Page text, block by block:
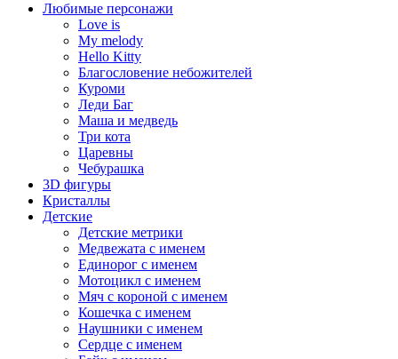
Любимые персонажи
Love is
My melody
Hello Kitty
Благословение небожителей
Куроми
Леди Баг
Маша и медведь
Три кота
Царевны
Чебурашка
3D фигуры
Кристаллы
Детские
Детские метрики
Медвежата с именем
Единорог с именем
Мотоцикл с именем
Мяч с короной с именем
Кошечка с именем
Наушники с именем
Сердце с именем